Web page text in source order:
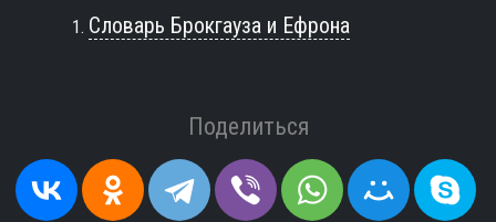
Словарь Брокгауза и Ефрона
Поделиться